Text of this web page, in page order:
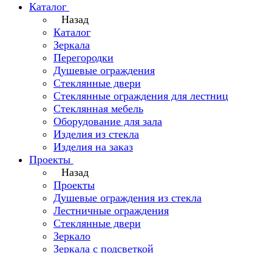
Каталог
Назад
Каталог
Зеркала
Перегородки
Душевые ограждения
Стеклянные двери
Стеклянные ограждения для лестниц
Стеклянная мебель
Оборудование для зала
Изделия из стекла
Изделия на заказ
Проекты
Назад
Проекты
Душевые ограждения из стекла
Лестничные ограждения
Стеклянные двери
Зеркало
Зеркала с подсветкой